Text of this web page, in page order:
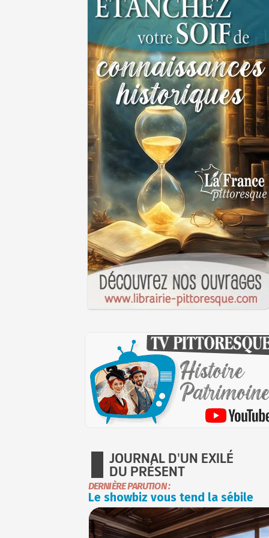
JOURNAL D'UN EXILÉ
DU PRÉSENT
DERNIÈRE PARUTION :
Le showbiz vous tend la sébile